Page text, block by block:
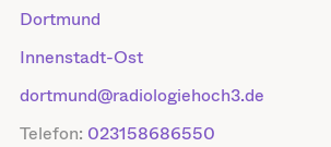
Dortmund
Innenstadt-Ost
dortmund@radiologiehoch3.de
Telefon: 023158686550